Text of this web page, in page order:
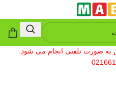
به صورت تلفنی انجام می شود.